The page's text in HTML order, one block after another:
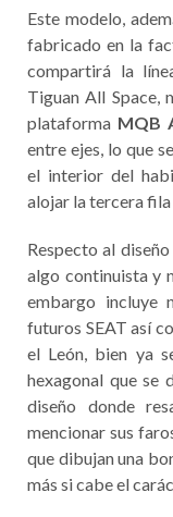
Este modelo,
fabricado en la
compartirá la
Tiguan All Space,
plataforma MQB
entre ejes, lo que
el interior del
alojar la tercera fila
Respecto al
algo continuista y
embargo incluye
futuros SEAT así
el León, bien ya
hexagonal que se
diseño donde
mencionar sus
que dibujan una
más si cabe el